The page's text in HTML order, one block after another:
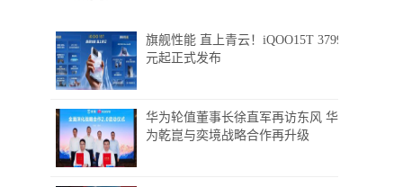
旗舰性能 直上青云！iQOO15T 3799
元起正式发布
华为轮值董事长徐直军再访东风 华
为乾崑与奕境战略合作再升级